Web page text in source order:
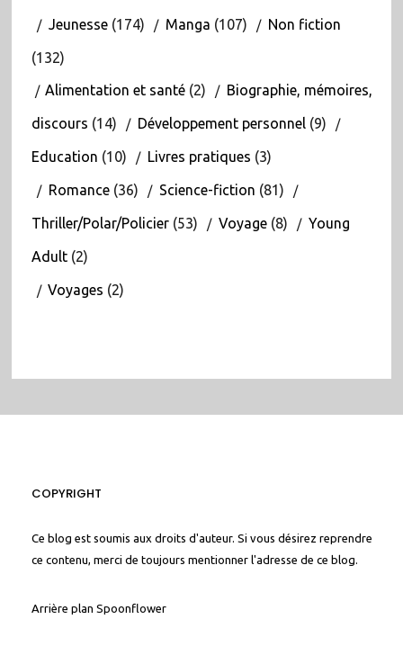
Jeunesse(174) Manga (107) Non fiction
(132)
Alimentation et santé(2) Biographie, mémoires,
discours (14) Développement personnel(9)
Education (10) Livres pratiques (3)
Romance(36) Science-fiction (81)
Thriller/Polar/Policier(53) Voyage(8) Young
Adult(2)
Voyages (2)
COPYRIGHT
Ce blog est soumis aux droits d'auteur. Si vous désirez reprendre
ce contenu, merci de toujours mentionner l'adresse de ce blog.
Arrière plan Spoonflower